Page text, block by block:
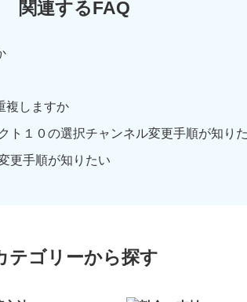
関連するFAQ
複しますか
ト１０の選択チャンネル変更手順が知り
更手順が知りたい
テゴリーから探す